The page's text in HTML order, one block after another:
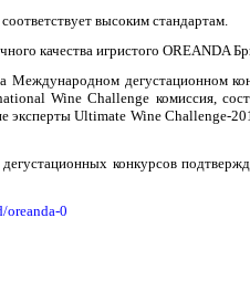
высоким стандартам.
качества игристого OREANDA
Международном дегустационном
Wine Challenge комиссия,
эксперты Ultimate Wine
конкурсов
0